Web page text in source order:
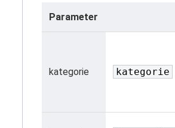
Parameter
kategorie kategorie